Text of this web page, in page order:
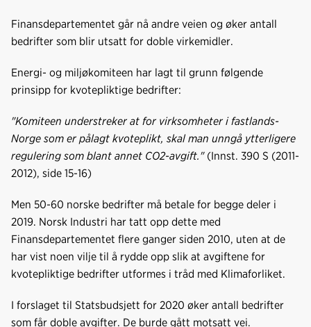
Finansdepartementet går nå andre veien og øker antall
bedrifter som blir utsatt for doble virkemidler.
Energi- og miljøkomiteen har lagt til grunn følgende
prinsipp for kvotepliktige bedrifter:
"Komiteen understreker at for virksomheter i fastlands-
Norge som er pålagt kvoteplikt, skal man unngå ytterligere
regulering som blant annet CO2-avgift."(Innst. 390 S (2011-
2012), side 15-16)
Men 50-60 norske bedrifter må betale for begge deler i
2019. Norsk Industri har tatt opp dette med
Finansdepartementet flere ganger siden 2010, uten at de
har vist noen vilje til å rydde opp slik at avgiftene for
kvotepliktige bedrifter utformes i tråd med Klimaforliket.
I forslaget til Statsbudsjett for 2020 øker antall bedrifter
som får doble avgifter. De burde gått motsatt vei.